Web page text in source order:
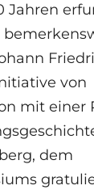
Jahren
von
mit einer
dem